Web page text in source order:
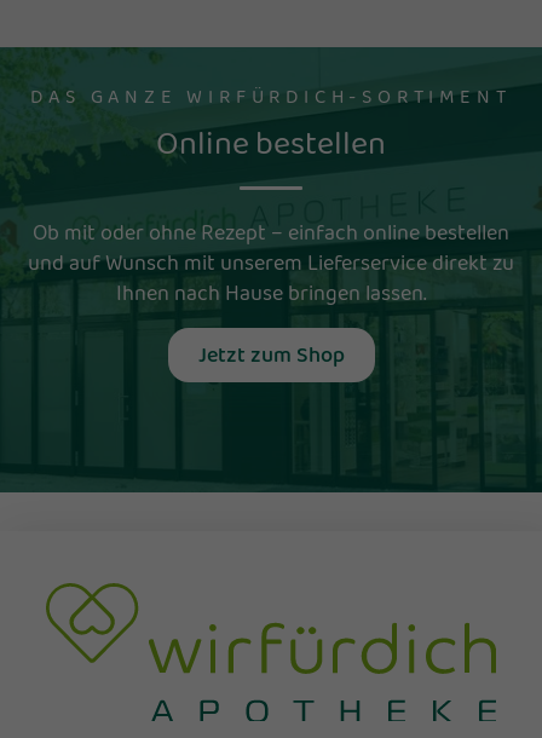
DAS GANZE WIRFÜRDICH-SORTIMENT
Online bestellen
Ob mit oder ohne Rezept – einfach online bestellen
und auf Wunsch mit unserem Lieferservice direkt zu
Ihnen nach Hause bringen lassen.
Jetzt zum Shop